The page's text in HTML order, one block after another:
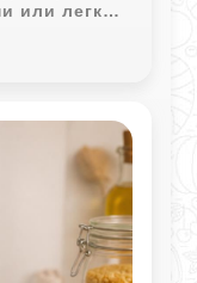
или легким